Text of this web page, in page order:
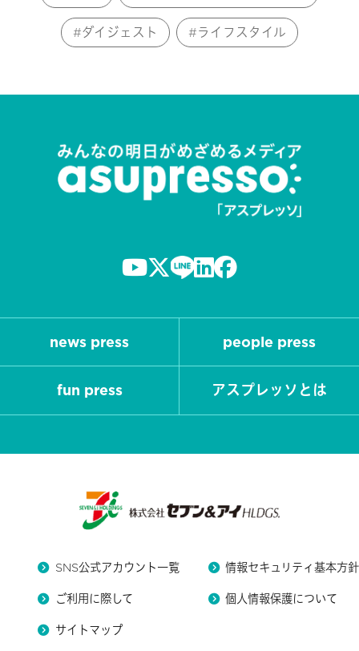
ダイジェスト ライフスタイル
news press people press
fun press アスプレッソとは
SNS公式アカウント一覧 情報セキュリティ基本方針
ご利用に際して 個人情報保護について
サイトマップ